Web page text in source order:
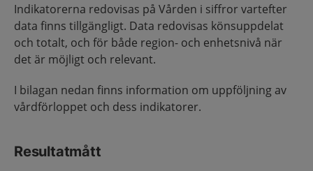
Indikatorerna redovisas på Vården i siffror vartefter
data finns tillgängligt. Data redovisas könsuppdelat
och totalt, och för både region- och enhetsnivå när
det är möjligt och relevant.
I bilagan nedan finns information om uppföljning av
vårdförloppet och dess indikatorer.
Resultatmått